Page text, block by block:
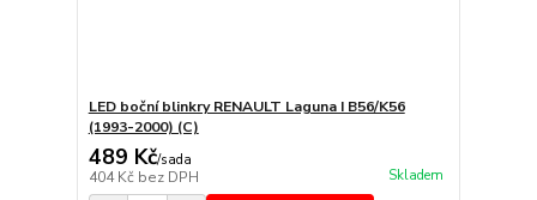
LED boční blinkry RENAULT Laguna I B56/K56
(1993-2000) (C)
489 Kč/sada
404 Kč bez DPH Skladem